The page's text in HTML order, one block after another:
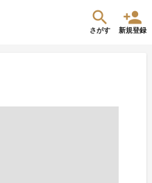
さがす 新規登録